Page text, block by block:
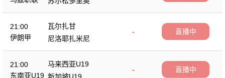
21:00
伊朗甲
瓦尔扎甘
-
尼洛耶扎米尼
直播中
21:00
东南亚U19
马来西亚U19
-
新加坡U19
直播中